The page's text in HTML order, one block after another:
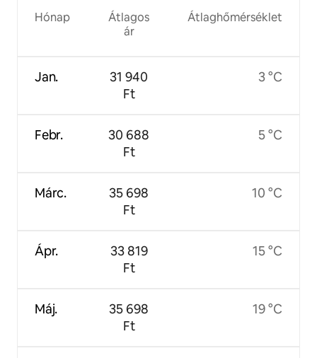
Hónap
Jan.
Febr.
Márc.
Ápr.
Máj.
Átlagos
ár
31 940
Ft
30 688
Ft
35 698
Ft
33 819
Ft
35 698
Ft
Átlaghőmérséklet
3 °C
5 °C
10 °C
15 °C
19 °C